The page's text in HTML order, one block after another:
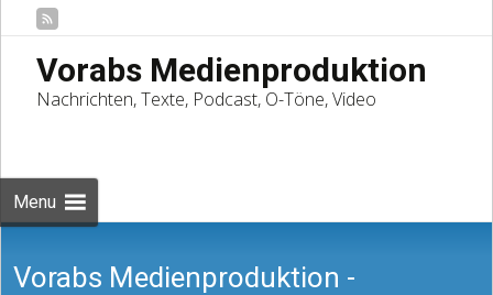
Vorabs Medienproduktion
Nachrichten, Texte, Podcast, O-Töne, Video
Menu
Vorabs Medienproduktion -